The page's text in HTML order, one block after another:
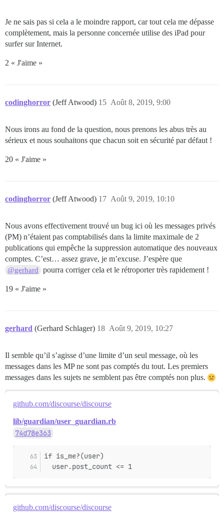
Je ne sais pas si cela a le moindre rapport, car tout cela me dépasse
complètement, mais la personne concernée utilise des iPad pour
surfer sur Internet.
2 « J'aime »
codinghorror (Jeff Atwood) Août 8, 2019, 9:00
15
Nous irons au fond de la question, nous prenons les abus très au
sérieux et nous souhaitons que chacun soit en sécurité par défaut !
20 « J'aime »
codinghorror (Jeff Atwood) Août 9, 2019, 10:10
17
Nous avons effectivement trouvé un bug ici où les messages privés
(PM) n’étaient pas comptabilisés dans la limite maximale de 2
publications qui empêche la suppression automatique des nouveaux
comptes. C’est… assez grave, je m’excuse. J’espère que
@gerhard pourra corriger cela et le rétroporter très rapidement !
19 « J'aime »
gerhard (Gerhard Schlager) Août 9, 2019, 10:27
18
Il semble qu’il s’agisse d’une limite d’un seul message, où les
messages dans les MP ne sont pas comptés du tout. Les premiers
messages dans les sujets ne semblent pas être comptés non plus.
github.com/discourse/discourse
lib/guardian/user_guardian.rb
74d78e363
if is_me?(user)
  user.post_count <= 1
github.com/discourse/discourse